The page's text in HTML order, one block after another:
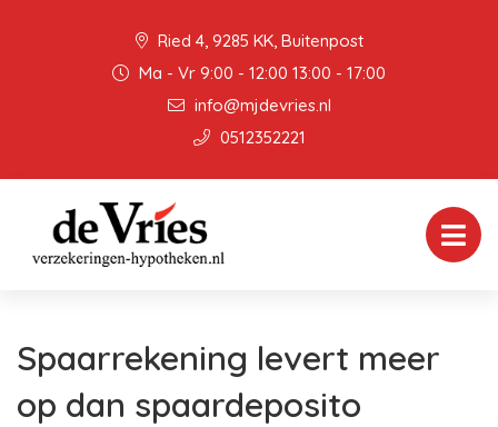
Ried 4, 9285 KK, Buitenpost
Ma - Vr 9:00 - 12:00 13:00 - 17:00
info@mjdevries.nl
0512352221
Spaarrekening levert meer
op dan spaardeposito